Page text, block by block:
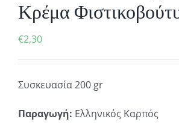
Κρέμα
€2,30
Συσκευασία 200 gr
Παραγωγή: Ελληνικός Καρπός